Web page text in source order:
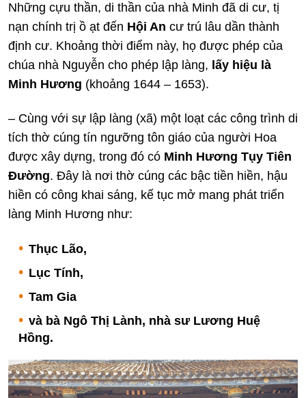
Những cựu thần, di thần của nhà Minh đã di cư, tị
nạn chính trị ồ ạt đến Hội An cư trú lâu dần thành
định cư. Khoảng thời điểm này, họ được phép của
chúa nhà Nguyễn cho phép lập làng, lấy hiệu là
Minh Hương (khoảng 1644 – 1653).
– Cùng với sự lập làng (xã) một loạt các công trình di
tích thờ cúng tín ngưỡng tôn giáo của người Hoa
được xây dựng, trong đó có Minh Hương Tụy Tiên
Đường. Đây là nơi thờ cúng các bậc tiền hiền, hậu
hiền có công khai sáng, kế tục mở mang phát triển
làng Minh Hương như:
Thục Lão,
Lục Tính,
Tam Gia
và bà Ngô Thị Lành, nhà sư Lương Huệ
Hồng.